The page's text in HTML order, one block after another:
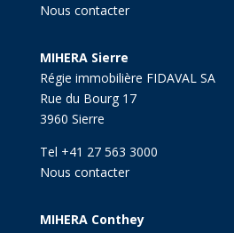
Nous contacter
MIHERA Sierre
Régie immobilière FIDAVAL SA
Rue du Bourg 17
3960 Sierre
Tel +41 27 563 3000
Nous contacter
MIHERA Conthey